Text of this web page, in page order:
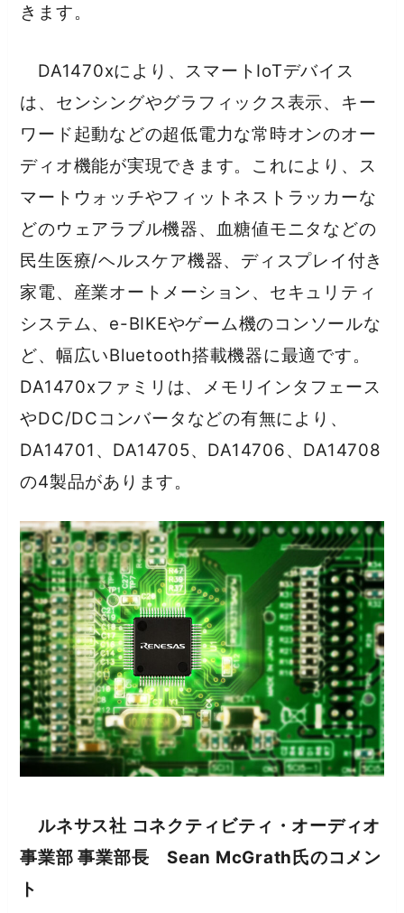
きます。
DA1470xにより、スマートIoTデバイス
は、センシングやグラフィックス表示、キー
ワード起動などの超低電力な常時オンのオー
ディオ機能が実現できます。これにより、ス
マートウォッチやフィットネストラッカーな
どのウェアラブル機器、血糖値モニタなどの
民生医療/ヘルスケア機器、ディスプレイ付き
家電、産業オートメーション、セキュリティ
システム、e-BIKEやゲーム機のコンソールな
ど、幅広いBluetooth搭載機器に最適です。
DA1470xファミリは、メモリインタフェース
やDC/DCコンバータなどの有無により、
DA14701、DA14705、DA14706、DA14708
の4製品があります。
ルネサス社 コネクティビティ・オーディオ
事業部 事業部長 Sean McGrath氏のコメン
ト